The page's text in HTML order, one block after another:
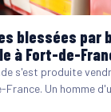
blessées par
à Fort-de-
s'est produite
Un homme